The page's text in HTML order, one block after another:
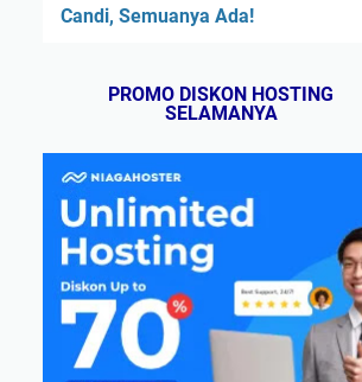
Candi, Semuanya Ada!
PROMO DISKON HOSTING
SELAMANYA